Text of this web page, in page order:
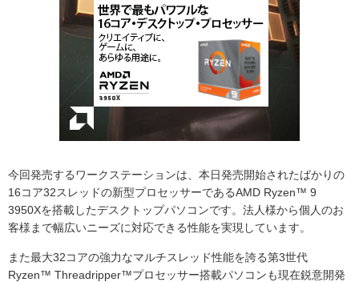
今回発売するワークステーションは、本日発売開始されたばかりの
16コア32スレッドの新型プロセッサーであるAMD Ryzen™ 9
3950Xを搭載したデスクトップパソコンです。法人様から個人のお
客様まで幅広いニーズに対応できる性能を実現しています。
また最大32コアの強力なマルチスレッド性能を誇る第3世代
Ryzen™ Threadripper™プロセッサー搭載パソコンも現在鋭意開発